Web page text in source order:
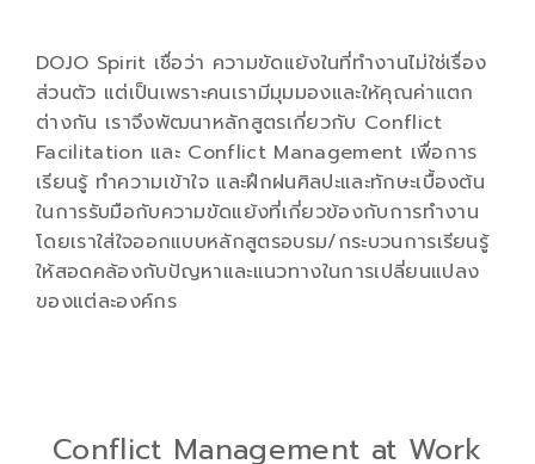
DOJO Spirit เชื่อว่า ความขัดแย้งในที่ทำงานไม่ใช่เรื่อง
ส่วนตัว แต่เป็นเพราะคนเรามีมุมมองและให้คุณค่าแตก
ต่างกัน เราจึงพัฒนาหลักสูตรเกี่ยวกับ Conflict
Facilitation และ Conflict Management เพื่อการ
เรียนรู้ ทำความเข้าใจ และฝึกฝนศิลปะและทักษะเบื้องต้น
ในการรับมือกับความขัดแย้งที่เกี่ยวข้องกับการทำงาน
โดยเราใส่ใจออกแบบหลักสูตรอบรม/กระบวนการเรียนรู้
ให้สอดคล้องกับปัญหาและแนวทางในการเปลี่ยนแปลง
ของแต่ละองค์กร
Conflict Management at Work